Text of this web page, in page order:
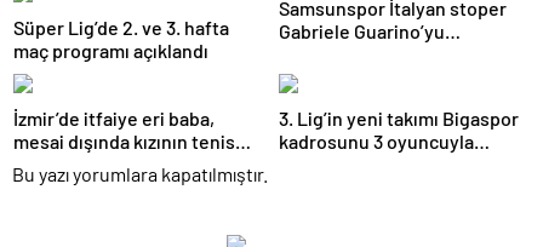
Süper Lig’de 2. ve 3. hafta
maç programı açıklandı
Samsunspor İtalyan stoper
Gabriele Guarino’yu
İzmir’de itfaiye eri baba,
mesai dışında kızının tenis
antrenörlüğünü yapıyor
3. Lig’in yeni takımı Bigaspor
kadrosunu 3 oyuncuyla
Bu yazı yorumlara kapatılmıştır.